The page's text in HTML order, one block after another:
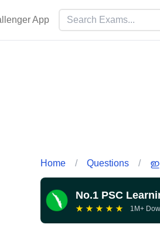
App
Home / Questions /
No.1 PSC
★ ★ ★ ★ ★ 1M+